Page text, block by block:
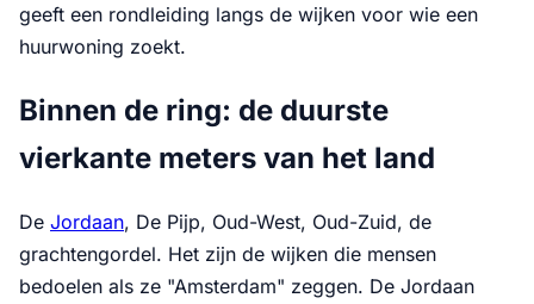
geeft een rondleiding langs de wijken voor wie een
huurwoning zoekt.
Binnen de ring: de duurste
vierkante meters van het land
De Jordaan, De Pijp, Oud-West, Oud-Zuid, de
grachtengordel. Het zijn de wijken die mensen
bedoelen als ze "Amsterdam" zeggen. De Jordaan